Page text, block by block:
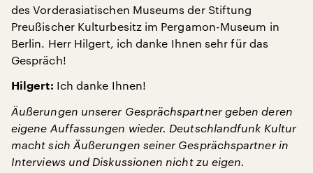
des Vorderasiatischen Museums der Stiftung
Preußischer Kulturbesitz im Pergamon-Museum in
Berlin. Herr Hilgert, ich danke Ihnen sehr für das
Gespräch!
Hilgert: Ich danke Ihnen!
Äußerungen unserer Gesprächspartner geben deren
eigene Auffassungen wieder. Deutschlandfunk Kultur
macht sich Äußerungen seiner Gesprächspartner in
Interviews und Diskussionen nicht zu eigen.